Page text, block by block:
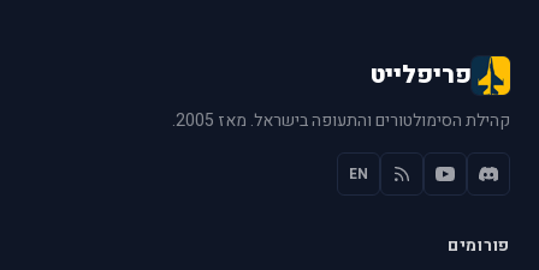
פריפלייט
קהילת הסימולטורים והתעופה בישראל. מאז 2005.
EN
פורומים